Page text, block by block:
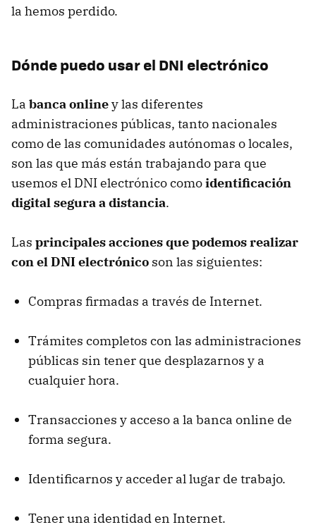
la hemos perdido.
Dónde puedo usar elDNI electrónico
La banca onliney las diferentes
administraciones públicas, tanto nacionales
como de las comunidades autónomas o locales,
son las que más están trabajando para que
usemos el DNIelectrónico comoidentificación
digital segura a distancia.
Las principales acciones que podemos realizar
con el DNIelectrónico son las siguientes:
Compras firmadas a través de Internet.
Trámites completos con las administraciones
públicas sin tener que desplazarnos y a
cualquier hora.
Transacciones y acceso a la banca online de
forma segura.
Identificarnos y acceder al lugar de trabajo.
Tener una identidad en Internet.